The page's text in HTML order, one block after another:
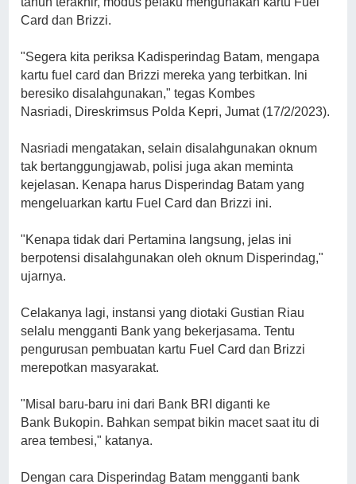
Card dan Brizzi.
"Segera kita periksa Kadisperindag Batam, mengapa
kartu fuel card dan Brizzi mereka yang terbitkan. Ini
beresiko disalahgunakan," tegas Kombes
Nasriadi, Direskrimsus Polda Kepri, Jumat (17/2/2023).
Nasriadi mengatakan, selain disalahgunakan oknum
tak bertanggungjawab, polisi juga akan meminta
kejelasan. Kenapa harus Disperindag Batam yang
mengeluarkan kartu Fuel Card dan Brizzi ini.
"Kenapa tidak dari Pertamina langsung, jelas ini
berpotensi disalahgunakan oleh oknum Disperindag,"
ujarnya.
Celakanya lagi, instansi yang diotaki Gustian Riau
selalu mengganti Bank yang bekerjasama. Tentu
pengurusan pembuatan kartu Fuel Card dan Brizzi
merepotkan masyarakat.
"Misal baru-baru ini dari Bank BRI diganti ke
Bank Bukopin. Bahkan sempat bikin macet saat itu di
area tembesi," katanya.
Dengan cara Disperindag Batam mengganti bank